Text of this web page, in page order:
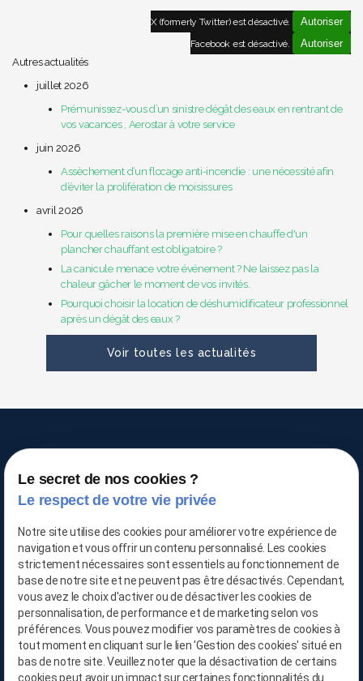
X (formerly Twitter) est désactivé. Autoriser
Facebook est désactivé.
Autoriser
Autres actualités
juillet 2026
Prémunissez-vous d’un sinistre dégât des eaux en rentrant de
vos vacances , Aerostar à votre service
juin 2026
Assèchement d’un flocage anti-incendie : une nécessité afin
d’éviter la prolifération de moisissures
avril 2026
Pour quelles raisons la première mise en chauffe d'un
plancher chauffant est obligatoire ?
La canicule menace votre événement ? Ne laissez pas la
chaleur gâcher le moment de vos invités.
Pourquoi choisir la location de déshumidificateur professionnel
après un dégât des eaux ?
Voir toutes les actualités
TRAITEMENT DE L'AIR
03 66 88 25 06
06 21 65 28 29
contact@location-deshumidificateur-59.com
Le secret de nos cookies ?
Le respect de votre vie privée
Notre site utilise des cookies pour améliorer votre expérience de
navigation et vous offrir un contenu personnalisé. Les cookies
strictement nécessaires sont essentiels au fonctionnement de
base de notre site et ne peuvent pas être désactivés. Cependant,
vous avez le choix d'activer ou de désactiver les cookies de
personnalisation, de performance et de marketing selon vos
préférences. Vous pouvez modifier vos paramètres de cookies à
tout moment en cliquant sur le lien 'Gestion des cookies' situé en
bas de notre site. Veuillez noter que la désactivation de certains
cookies peut avoir un impact sur certaines fonctionnalités du